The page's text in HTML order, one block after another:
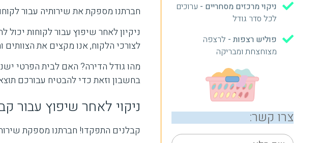
ניקוי מרכזים מסחריים - ערוכים
לכל סדר גודל
פוליש רצפות - לרצפה
מצוחצחת ומבריקה
צרו קשר:
חברתנו מספקת את שירותיה עבור
ניקיון לאחר שיפוץ עבור לקוחות
לצורכי הלקוח, אנו מקצים את הצוותים
מהו גודל הדירה? האם לבית הפרטי
בחשבון וזאת כדי להבטיח עבורכם
ניקוי לאחר שיפוץ עבור
קבלנים התפקדו! חברתנו מספקת